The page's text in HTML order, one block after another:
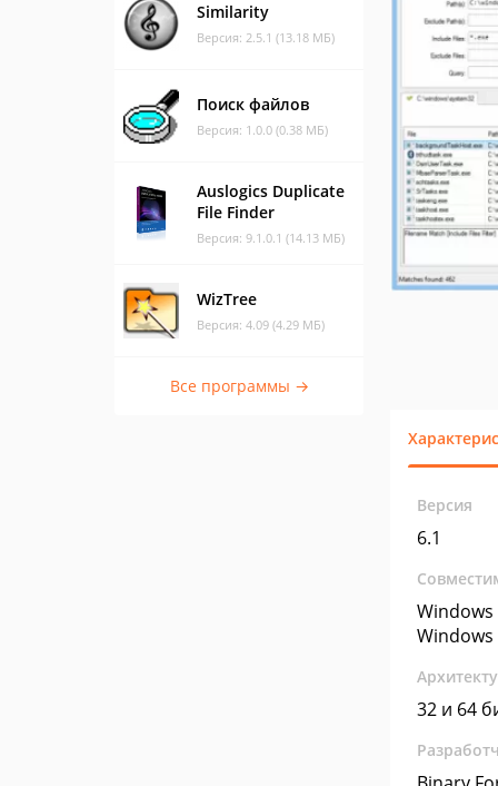
Similarity
Версия: 2.5.1 (13.18 МБ)
Поиск файлов
Версия: 1.0.0 (0.38 МБ)
Auslogics Duplicate
File Finder
Версия: 9.1.0.1 (14.13 МБ)
WizTree
Версия: 4.09 (4.29 МБ)
Все программы →
Версия
6.1
Windows
Windows
32 и 64